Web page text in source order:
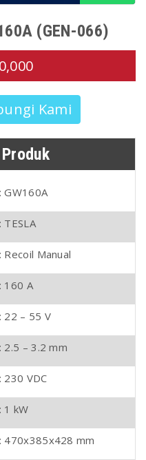
(GEN-066)
Kami
: GW160A
: TESLA
: Recoil Manual
: 160 A
: 22 – 55 V
: 2.5 – 3.2 mm
: 230 VDC
: 1 kW
: 470x385x428 mm